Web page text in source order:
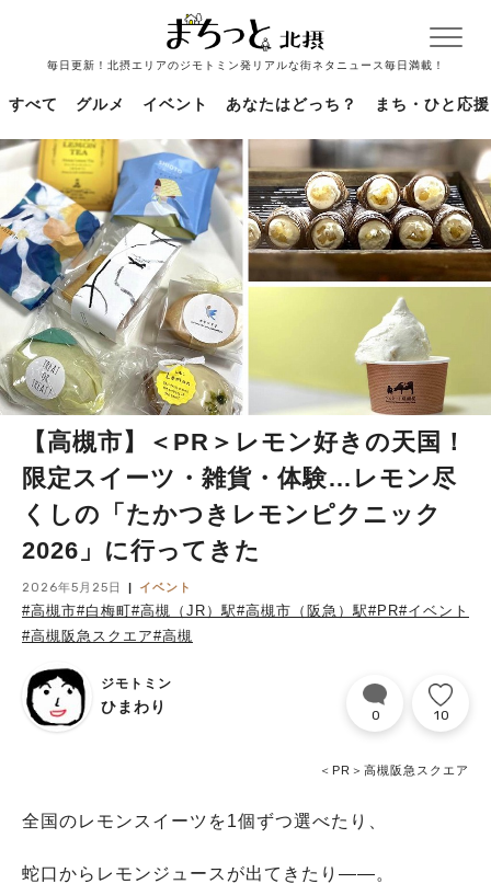
毎日更新！北摂エリアのジモトミン発リアルな街ネタニュース毎日満載！
すべて グルメ イベント あなたはどっち？ まち・ひと応援
【高槻市】＜PR＞レモン好きの天国！
限定スイーツ・雑貨・体験…レモン尽
くしの「たかつきレモンピクニック
2026」に行ってきた
2026年5月25日 イベント
#高槻市#白梅町#高槻（JR）駅#高槻市（阪急）駅#PR#イベント
#高槻阪急スクエア#高槻
ジモトミン
ひまわり 0 10
＜PR＞高槻阪急スクエア
全国のレモンスイーツを1個ずつ選べたり、
蛇口からレモンジュースが出てきたり――。